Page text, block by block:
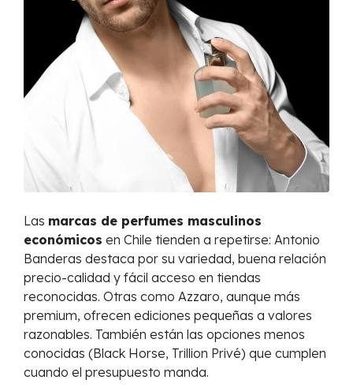
Las marcas de perfumes masculinos
económicos en Chile tienden a repetirse: Antonio
Banderas destaca por su variedad, buena relación
precio-calidad y fácil acceso en tiendas
reconocidas. Otras como Azzaro, aunque más
premium, ofrecen ediciones pequeñas a valores
razonables. También están las opciones menos
conocidas (Black Horse, Trillion Privé) que cumplen
cuando el presupuesto manda.